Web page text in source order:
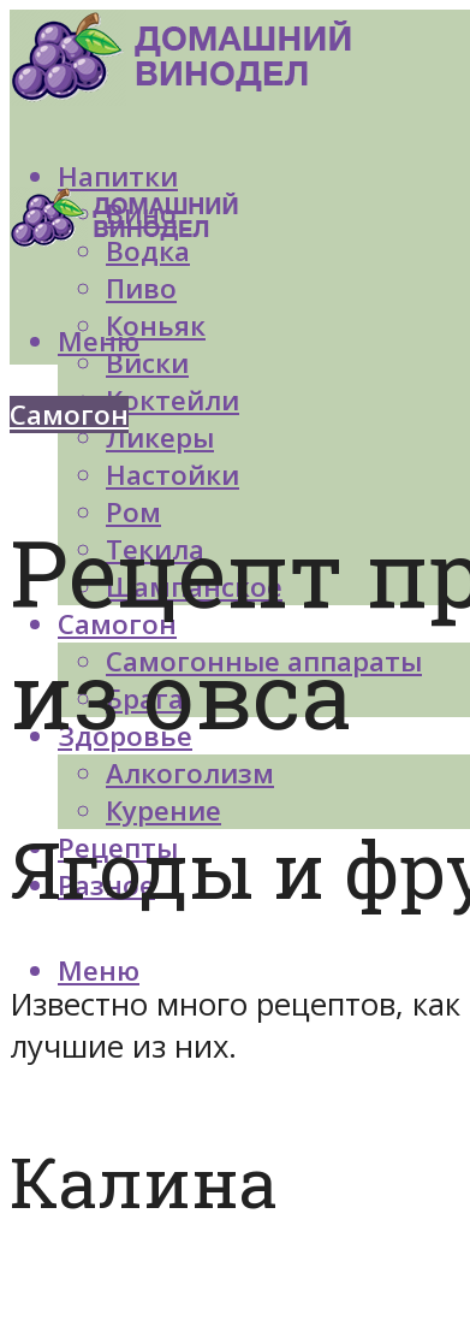
Напитки
Вино
Водка
Пиво
Коньяк
Виски
Коктейли
Ликеры
Настойки
Ром
Текила
Шампанское
Самогон
Самогонные аппараты
Брага
Здоровье
Алкоголизм
Курение
Рецепты
Разное
Меню
Меню
Самогон
Рецепт
из овса
Ягоды и
Известно много рецептов,
лучшие из них.
Калина